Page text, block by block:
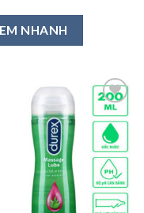
5.00
NHANH
Thêm
vào
Ưa
Thích